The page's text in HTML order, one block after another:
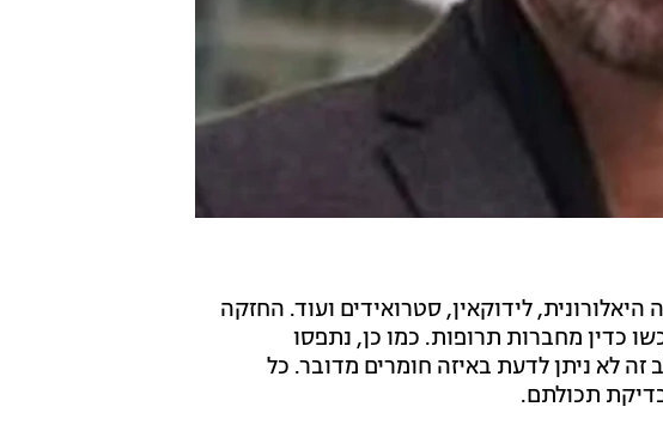
לידוקאין, סטרואידים ועוד. החזקה
כדין מחברות תרופות. כמו כן, נתפסו
לא ניתן לדעת באיזה חומרים מדובר. כל
תכולתם.